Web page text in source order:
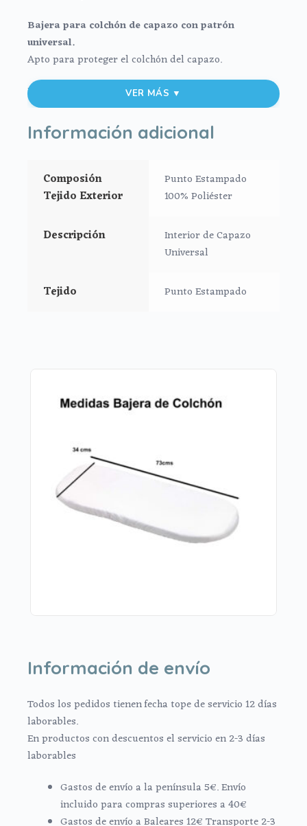
Bajera para colchón de capazo con patrón
universal.
Apto para proteger el colchón del capazo.
En tejido punto estampado
Se ajusta al colchón mediante goma.
Medidas máximo 80x38cm
VER MÁS ▼
Información adicional
Composión
Tejido Exterior
Punto Estampado
100% Poliéster
Descripción
Interior de Capazo
Universal
Tejido Punto Estampado
Información de envío
Todos los pedidos tienen fecha tope de servicio 12 días
laborables.
En productos con descuentos el servicio en 2-3 días
laborables
Gastos de envío a la península 5€. Envío
incluido para compras superiores a 40€
Gastos de envío a Baleares 12€ Transporte 2-3